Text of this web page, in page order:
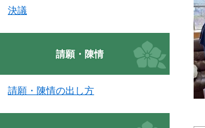
決議
請願・陳情
請願・陳情の出し方